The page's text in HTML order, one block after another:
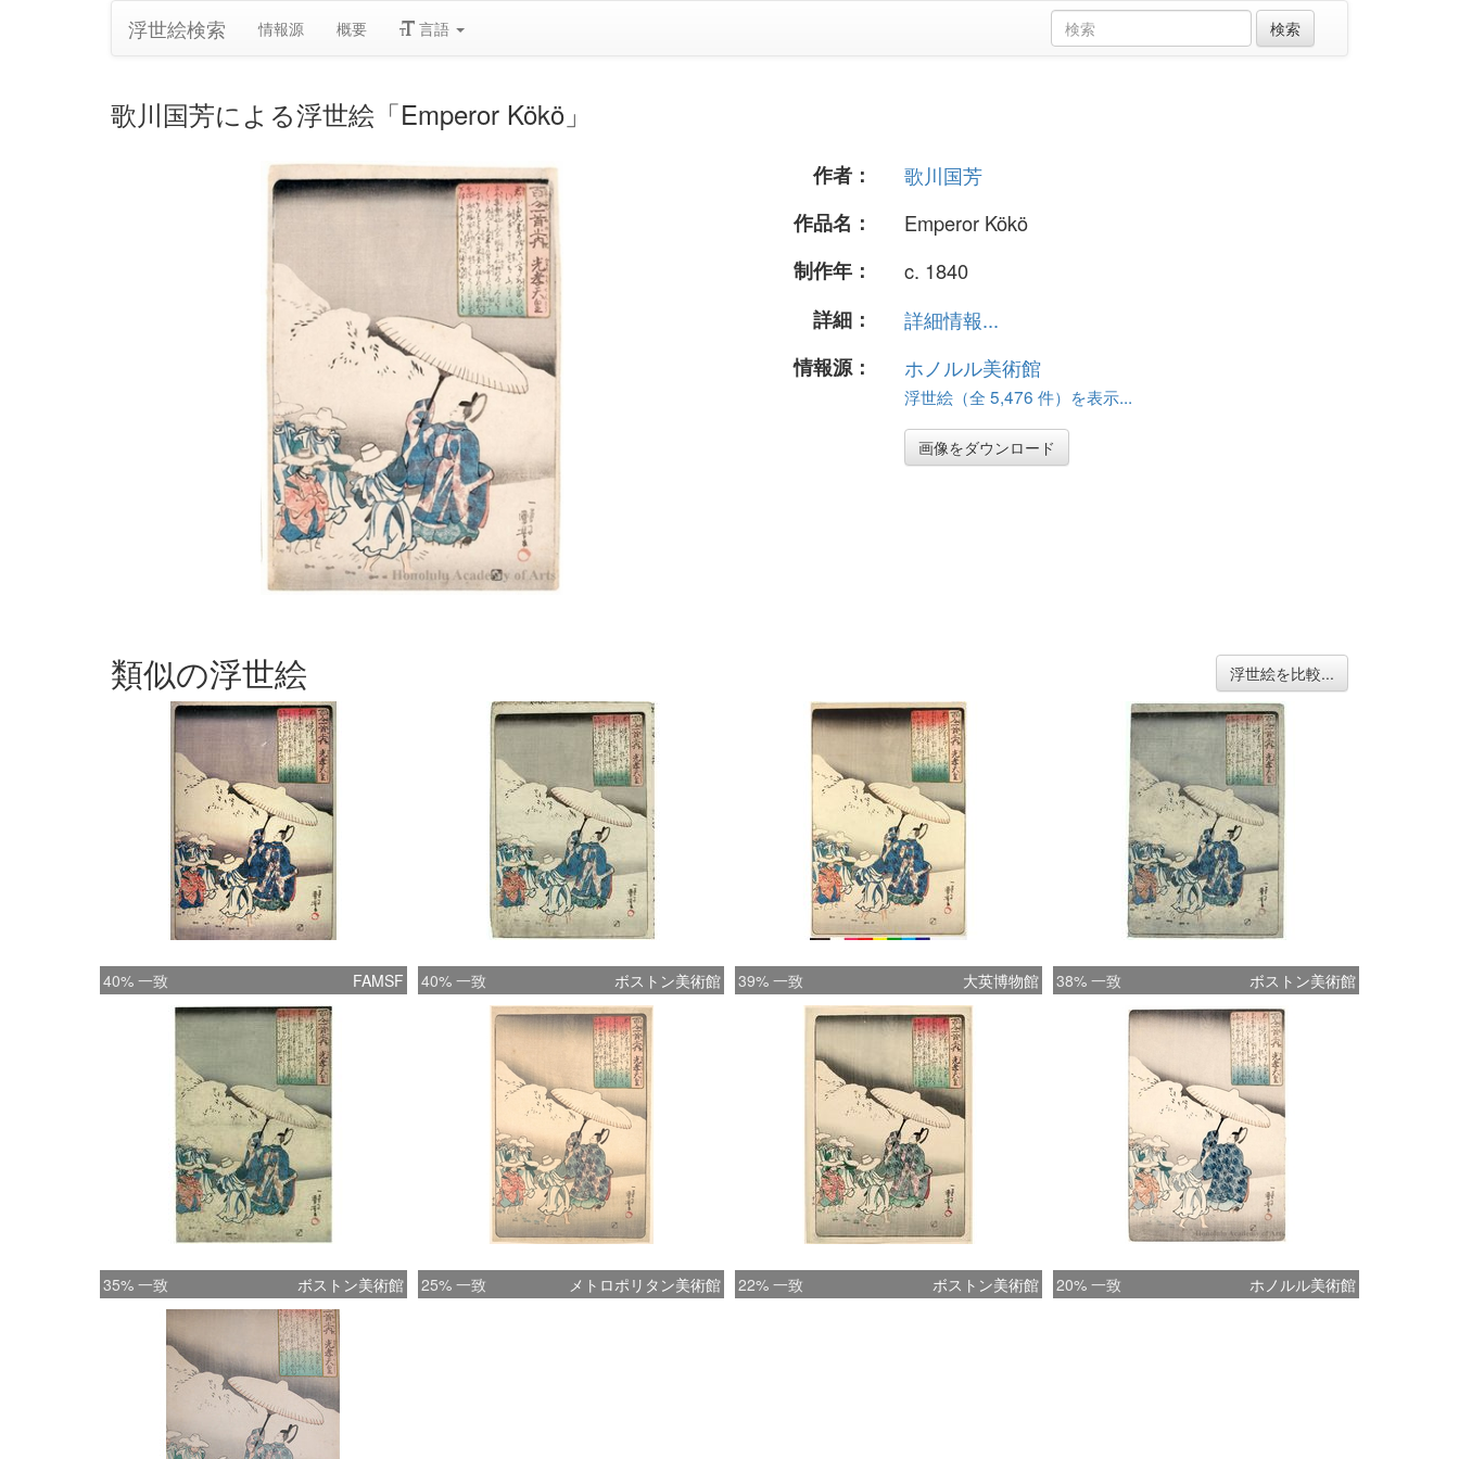
浮世絵検索 情報源 概要 言語
歌川国芳による浮世絵「Emperor Kökö」
作者：
歌川国芳
作品名：
Emperor Kökö
制作年：
c. 1840
詳細：
詳細情報...
情報源：
ホノルル美術館
浮世絵（全 5,476 件）を表示...
画像をダウンロード
類似の浮世絵 浮世絵を比較...
40% 一致 FAMSF 40% 一致 ボストン美術館 39% 一致 大英博物館 38% 一致 ボストン美術館
35% 一致 ボストン美術館 25% 一致 メトロポリタン美術館 22% 一致 ボストン美術館 20% 一致 ホノルル美術館